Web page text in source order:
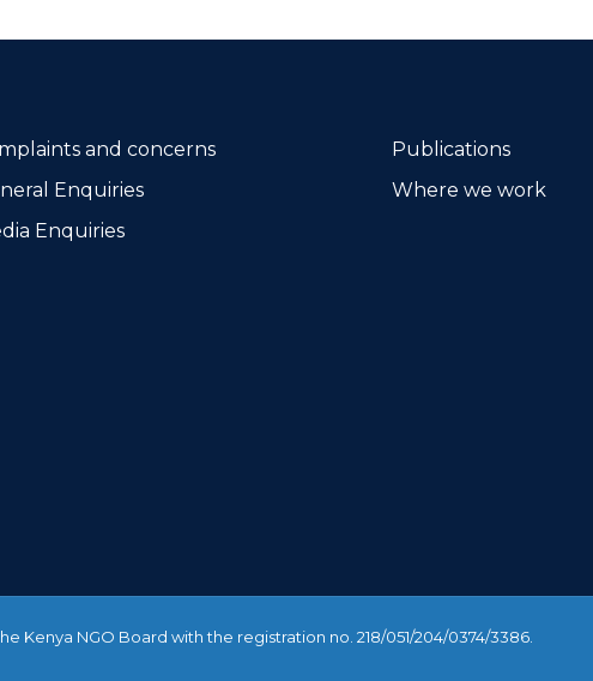
and concerns
Enquiries
Enquiries
Publications
Where we work
Kenya NGO Board with the registration no. 218/051/204/0374/3386.